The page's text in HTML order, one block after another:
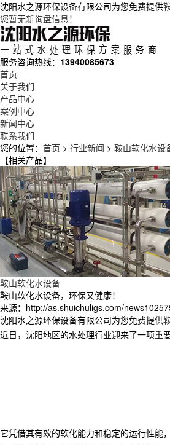
沈阳水之源环保设备有限公司为您免费提供
您暂无新询盘信息！
服务咨询热线： 13940085673
首页
关于我们
产品中心
案例中心
新闻中心
联系我们
您的位置： 首页 > 行业新闻 > 鞍山软化水设
鞍山软化水设备，环保又健康！
来源：http://as.shuichuligs.com/
沈阳水之源环保设备有限公司为您免费提供
近日，沈阳地区的水处理行业迎来了一项
它凭借其有效的软化能力和稳定的运行性能
【相关产品】
鞍山软化水设备